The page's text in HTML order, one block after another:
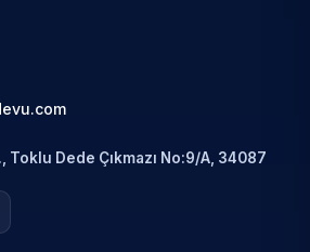
Toklu Dede Çıkmazı No:9/A, 34087